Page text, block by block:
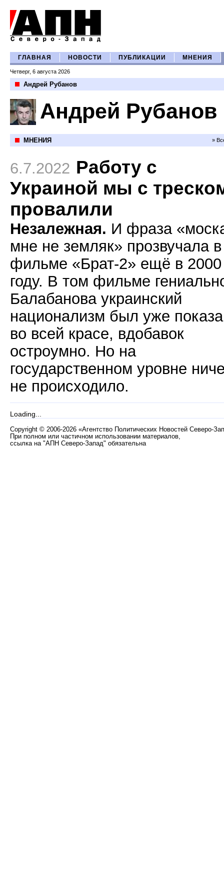
ГЛАВНАЯ НОВОСТИ ПУБЛИКАЦИИ МНЕНИЯ
Четверг, 6 августа 2026
Андрей Рубанов
Андрей Рубанов
МНЕНИЯ »
6.7.2022 Работу с
Украиной мы с
провалили
Незалежная. И фраза
мне не земляк» прозвучала в
фильме «Брат-2» ещё в 2000
году. В том фильме
Балабанова украинский
национализм был уже
во всей красе, вдобавок
остроумно. Но на
государственном уровне
не происходило.
Loading...
Copyright © 2006-2026 «Агентство Политических Новостей Северо-
При полном или частичном использовании материалов,
ссылка на "АПН Северо-Запад" обязательна